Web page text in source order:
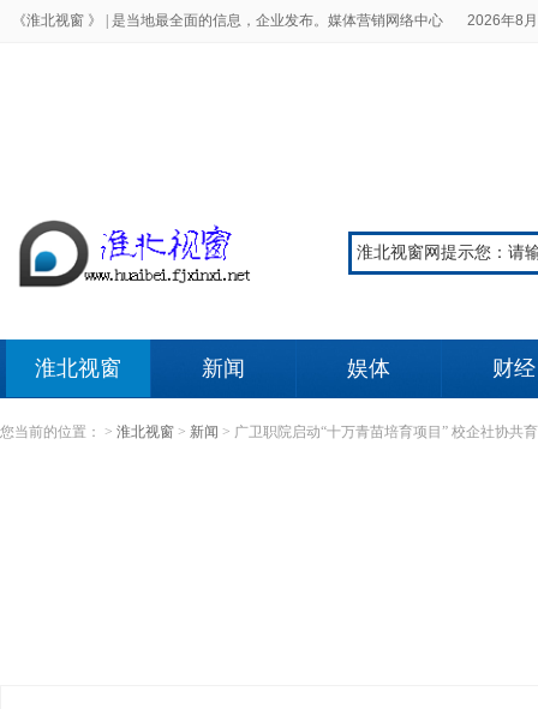
《淮北视窗 》 | 是当地最全面的信息，企业发布。媒体营销网络中心 2026年8
淮北视窗 新闻 娱体 财经
您当前的位置： > 淮北视窗 > 新闻 > 广卫职院启动“十万青苗培育项目” 校企社协共